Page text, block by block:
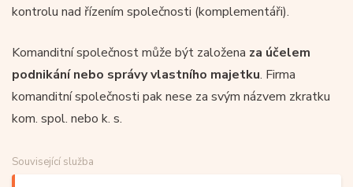
kontrolu nad řízením společnosti (komplementáři).
Komanditní společnost může být založena za účelem
podnikání nebo správy vlastního majetku. Firma
komanditní společnosti pak nese za svým názvem zkratku
kom. spol. nebo k. s.
Související služba